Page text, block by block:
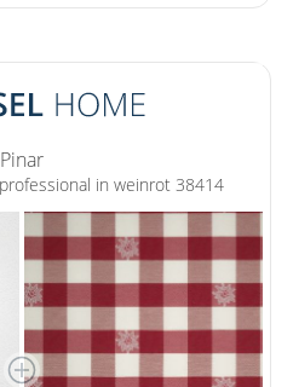
Pinar
in weinrot 38414